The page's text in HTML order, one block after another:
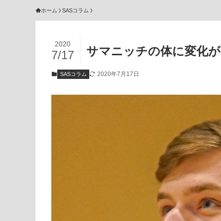
ホーム SASコラム
サマニッチの体に変化
2020
7/17
SASコラム 2020年7月17日